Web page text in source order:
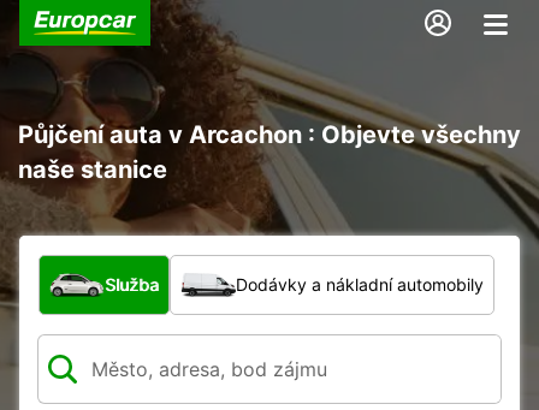
Půjčení auta v Arcachon : Objevte všechny
naše stanice
Jaký typ vozidla?
Služba Dodávky a nákladní automobily